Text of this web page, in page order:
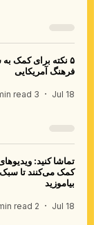
۵ نکته برای کمک
فرهنگ آمریکایی
Jul 18
3 min read
تماشا کنید:
کمک می‌کنند تا سبک
بیاموزید
Jul 18
2 min read